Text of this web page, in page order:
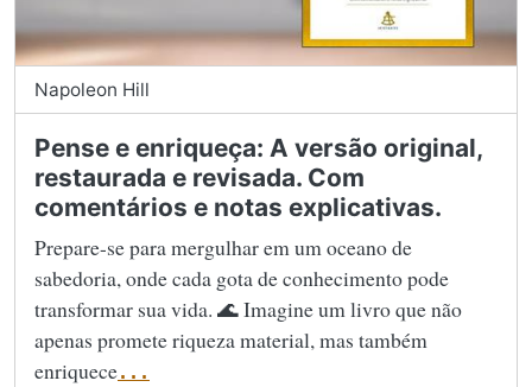
Napoleon Hill
Pense e enriqueça: A versão original,
restaurada e revisada. Com
comentários e notas explicativas.
Prepare-se para mergulhar em um oceano de
sabedoria, onde cada gota de conhecimento pode
transformar sua vida. 🌊 Imagine um livro que não
apenas promete riqueza material, mas também
enriquece...